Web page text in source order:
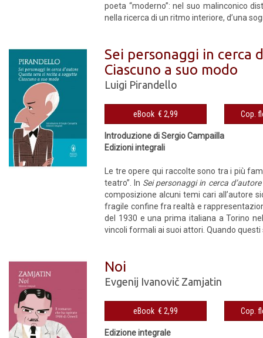
poeta “moderno”: nel suo malinconico
nella ricerca di un ritmo interiore, d’una
Sei personaggi in cerca
Ciascuno a suo modo
Luigi Pirandello
eBook € 2,99
Introduzione di Sergio Campailla
Edizioni integrali
Le tre opere qui raccolte sono tra i più
teatro”. In Sei personaggi in cerca d’autore
composizione alcuni temi cari all’autore
fragile confine fra realtà e
del 1930 e una prima italiana a Torino
vincoli formali ai suoi attori. Quando questi
Noi
Evgenij Ivanovič Zamjatin
eBook € 2,99
Edizione integrale